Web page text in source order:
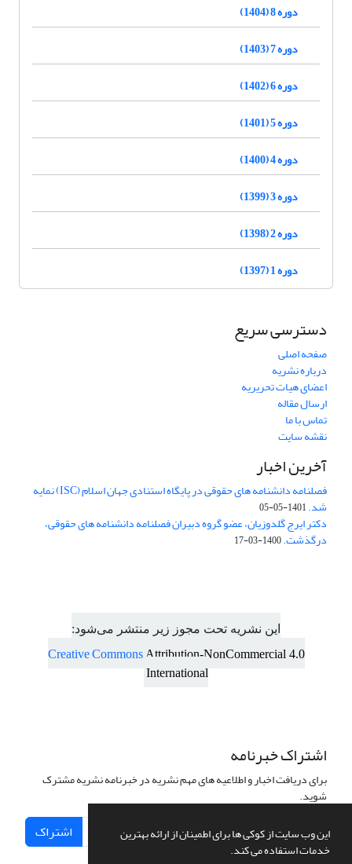
این وب سایت از کوکی ها برای اطمینان از ارائه بهترین
خدمات استفاده می کند.
دوره 8 (1404)
دوره 7 (1403)
دوره 6 (1402)
دوره 5 (1401)
دوره 4 (1400)
دوره 3 (1399)
دوره 2 (1398)
دوره 1 (1397)
دسترسی سریع
صفحه اصلی
درباره نشریه
اعضای هیات تحریریه
ارسال مقاله
تماس با ما
نقشه سایت
آخرین اخبار
فصلنامه دانشنامه های حقوقی در پایگاه استنادی جهان اسلام (ISC) نمایه
شد.1401-05-05
دکتر ایرج گلدوزیان، عضو گروه دبیران فصلنامه دانشنامه های حقوقی،
درگذشت.1400-03-17
این نشریه تحت مجوز زیر منتشر می‌شود:
Creative Commons Attribution-NonCommercial 4.0
International
اشتراک خبرنامه
برای دریافت اخبار و اطلاعیه های مهم نشریه در خبرنامه نشریه مشترک
شوید.
اشتراک